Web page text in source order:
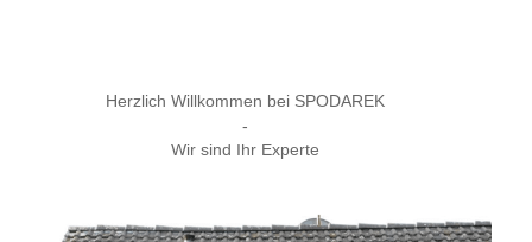
Herzlich Willkommen bei SPODAREK
-
Wir sind Ihr Experte